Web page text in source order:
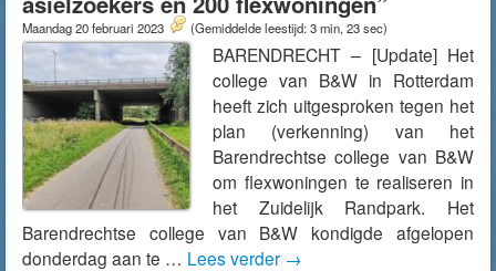
Maandag 20 februari 2023 (Gemiddelde leestijd: 3 min, 23 sec)
BARENDRECHT – [Update] Het
college van B&W in Rotterdam
heeft zich uitgesproken tegen het
plan (verkenning) van het
Barendrechtse college van B&W
om flexwoningen te realiseren in
het Zuidelijk Randpark. Het
Barendrechtse college van B&W kondigde afgelopen
donderdag aan te … Lees verder →